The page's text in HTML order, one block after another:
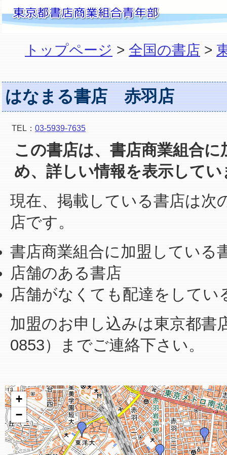
トップページ > 全国の書店 >
はなまる書店 赤羽店
TEL： 03-5939-7635
この書店は、書店商業組合
め、詳しい情報を表示して
現在、掲載している書店は次
店です。
書店商業組合に加盟している
店舗のある書店
店舗がなくても配達をしてい
加盟のお申し込みは東京都書
0853）までご連絡下さい。
+
−